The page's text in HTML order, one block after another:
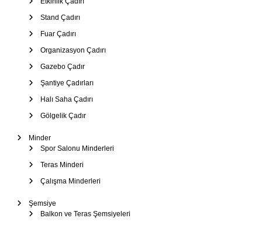
Stand Çadırı
Fuar Çadırı
Organizasyon Çadırı
Gazebo Çadır
Şantiye Çadırları
Halı Saha Çadırı
Gölgelik Çadır
Minder
Spor Salonu Minderleri
Teras Minderi
Çalışma Minderleri
Şemsiye
Balkon ve Teras Şemsiyeleri